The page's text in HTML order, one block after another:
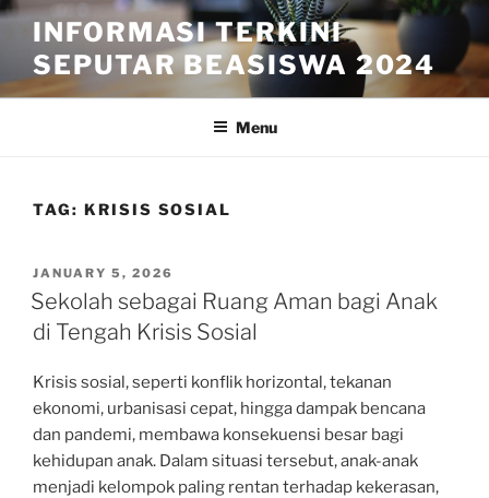
Skip
content
INFORMASI TERKINI
SEPUTAR BEASISWA 2024
Menu
TAG: KRISIS SOSIAL
POSTED
ON
JANUARY 5, 2026
Sekolah sebagai Ruang Aman bagi Anak
di Tengah Krisis Sosial
Krisis sosial, seperti konflik horizontal, tekanan
ekonomi, urbanisasi cepat, hingga dampak bencana
dan pandemi, membawa konsekuensi besar bagi
kehidupan anak. Dalam situasi tersebut, anak-anak
menjadi kelompok paling rentan terhadap kekerasan,